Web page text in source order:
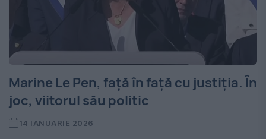
Marine Le Pen, față în față cu justiția. În
joc, viitorul său politic
14 IANUARIE 2026